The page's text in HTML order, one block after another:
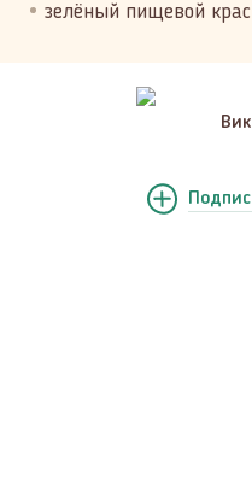
зелёный пищевой